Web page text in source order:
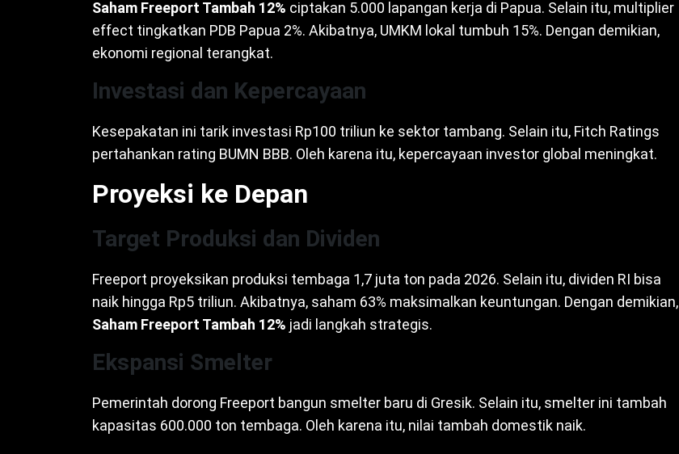
Saham Freeport Tambah 12% ciptakan 5.000 lapangan kerja di Papua. Selain itu, multiplier
effect tingkatkan PDB Papua 2%. Akibatnya, UMKM lokal tumbuh 15%. Dengan demikian,
ekonomi regional terangkat.
Investasi dan Kepercayaan
Kesepakatan ini tarik investasi Rp100 triliun ke sektor tambang. Selain itu, Fitch Ratings
pertahankan rating BUMN BBB. Oleh karena itu, kepercayaan investor global meningkat.
Proyeksi ke Depan
Target Produksi dan Dividen
Freeport proyeksikan produksi tembaga 1,7 juta ton pada 2026. Selain itu, dividen RI bisa
naik hingga Rp5 triliun. Akibatnya, saham 63% maksimalkan keuntungan. Dengan demikian,
Saham Freeport Tambah 12% jadi langkah strategis.
Ekspansi Smelter
Pemerintah dorong Freeport bangun smelter baru di Gresik. Selain itu, smelter ini tambah
kapasitas 600.000 ton tembaga. Oleh karena itu, nilai tambah domestik naik.